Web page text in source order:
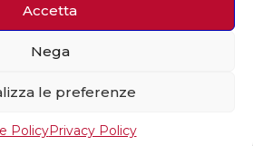
Accetta
Nega
le preferenze
PolicyPrivacy Policy